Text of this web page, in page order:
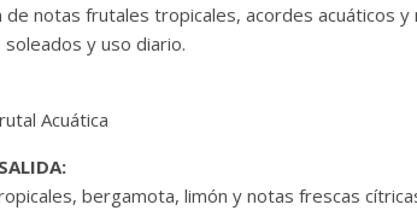
de notas frutales tropicales, acordes acuáticos
soleados y uso diario.
Acuática
bergamota, limón y notas frescas